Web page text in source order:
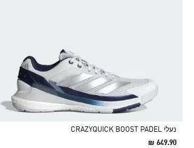
נעלי CRAZYQUICK BOOST PADEL
₪ 649.90